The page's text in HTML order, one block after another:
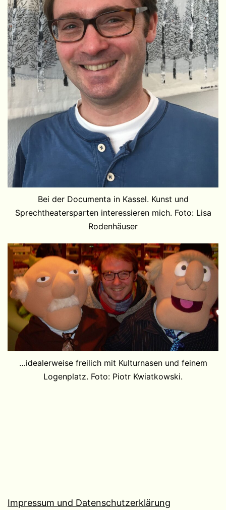
Bei der Documenta in Kassel. Kunst und
Sprechtheatersparten interessieren mich. Foto: Lisa
Rodenhäuser
…idealerweise freilich mit Kulturnasen und feinem
Logenplatz. Foto: Piotr Kwiatkowski.
Impressum und Datenschutzerklärung